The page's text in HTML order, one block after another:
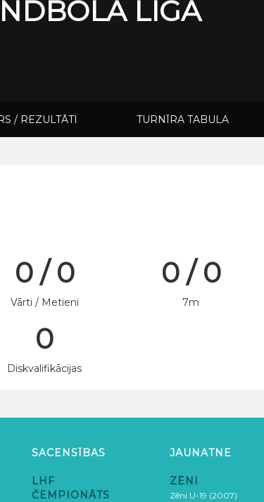
LĪGA
/ REZULTĀTI TURNĪRA TABULA
0 / 0
Vārti / Metieni
0 / 0
7m
0
Diskvalifikācijas
SACENSĪBAS
LHF
ČEMPIONĀTS
JAUNATNE
ZĒNI
Zēni U-19 (2007)